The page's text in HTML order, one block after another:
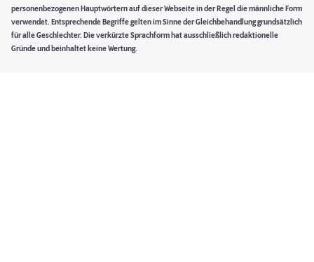
personenbezogenen Hauptwörtern auf dieser Webseite in der Regel die männliche Form
verwendet. Entsprechende Begriffe gelten im Sinne der Gleichbehandlung grundsätzlich
für alle Geschlechter. Die verkürzte Sprachform hat ausschließlich redaktionelle
Gründe und beinhaltet keine Wertung.